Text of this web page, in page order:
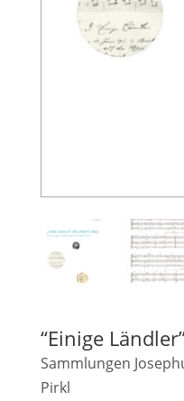
“Einige
Sammlungen
Pirkl